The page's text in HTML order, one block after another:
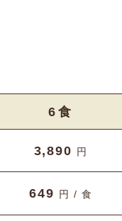
6食
3,890 円
649 円 / 食